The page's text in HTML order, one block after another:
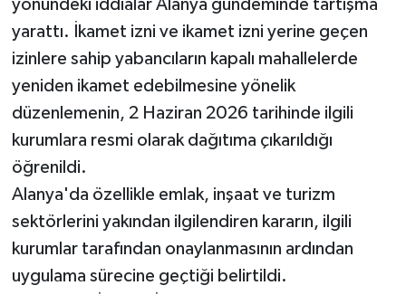
yönündeki iddialar Alanya gündeminde tartışma
yarattı. İkamet izni ve ikamet izni yerine geçen
izinlere sahip yabancıların kapalı mahallelerde
yeniden ikamet edebilmesine yönelik
düzenlemenin, 2 Haziran 2026 tarihinde ilgili
kurumlara resmi olarak dağıtıma çıkarıldığı
öğrenildi.
Alanya'da özellikle emlak, inşaat ve turizm
sektörlerini yakından ilgilendiren kararın, ilgili
kurumlar tarafından onaylanmasının ardından
uygulama sürecine geçtiği belirtildi.